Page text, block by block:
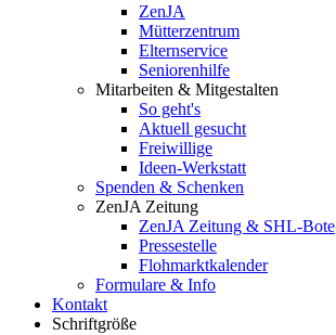
ZenJA
Mütterzentrum
Elternservice
Seniorenhilfe
Mitarbeiten & Mitgestalten
So geht's
Aktuell gesucht
Freiwillige
Ideen-Werkstatt
Spenden & Schenken
ZenJA Zeitung
ZenJA Zeitung & SHL-Bote
Pressestelle
Flohmarktkalender
Formulare & Info
Kontakt
Schriftgröße